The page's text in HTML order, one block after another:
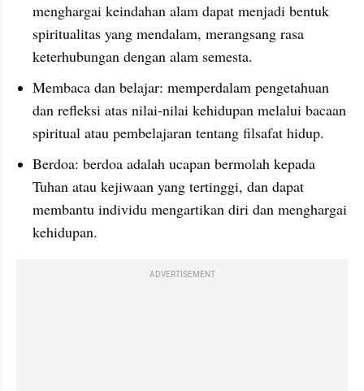
menghargai keindahan alam dapat menjadi bentuk
spiritualitas yang mendalam, merangsang rasa
keterhubungan dengan alam semesta.
Membaca dan belajar: memperdalam pengetahuan
dan refleksi atas nilai-nilai kehidupan melalui bacaan
spiritual atau pembelajaran tentang filsafat hidup.
Berdoa: berdoa adalah ucapan bermolah kepada
Tuhan atau kejiwaan yang tertinggi, dan dapat
membantu individu mengartikan diri dan menghargai
kehidupan.
ADVERTISEMENT